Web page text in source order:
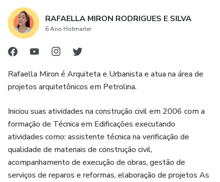
RAFAELLA MIRON RODRIGUES E SILVA
6 Ano Hotmarter
Rafaella Miron é Arquiteta e Urbanista e atua na área de
projetos arquitetônicos em Petrolina.
Iniciou suas atividades na construção civil em 2006 com a
formação de Técnica em Edificações executando
atividades como: assistente técnica na verificação de
qualidade de materiais de construção civil,
acompanhamento de execução de obras, gestão de
serviços de reparos e reformas, elaboração de projetos As